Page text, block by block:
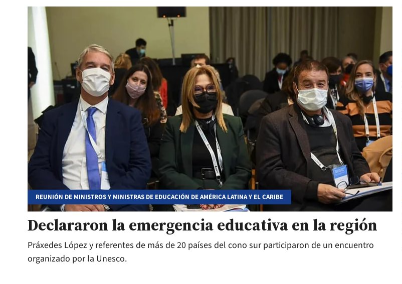
REUNIÓN DE MINISTROS Y MINISTRAS DE EDUCACIÓN DE AMÉRICA LATINA Y EL CARIBE
Declararon la emergencia educativa en la región
Práxedes López y referentes de más de 20 países del cono sur participaron de un encuentro
organizado por la Unesco.